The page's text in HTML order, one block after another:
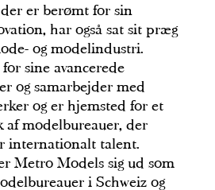
er berømt for sin
har også sat sit præg
og modelindustri.
sine avancerede
og samarbejder med
og er hjemsted for et
af modelbureauer, der
internationalt talent.
Metro Models sig ud som
i Schweiz og